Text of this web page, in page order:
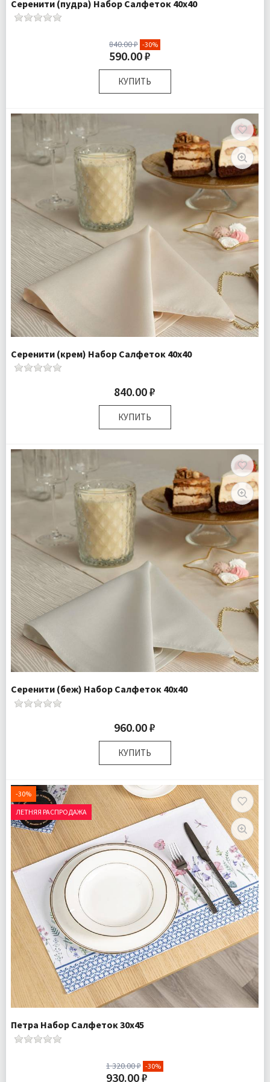
Серенити (пудра) Набор Салфеток 40х40
840.00 ₽ -30%
590.00 ₽
КУПИТЬ
Комплектация:
Салфетки 4 шт
Подробнее
Серенити (крем) Набор Салфеток 40х40
840.00 ₽
КУПИТЬ
Комплектация:
Салфетки 4 шт
Подробнее
Серенити (беж) Набор Салфеток 40х40
960.00 ₽
КУПИТЬ
Комплектация:
Салфетки 4 шт
Доставка:
Подробнее
-30%
ЛЕТНЯЯ РАСПРОДАЖА
Петра Набор Салфеток 30х45
1 320.00 ₽ -30%
930.00 ₽